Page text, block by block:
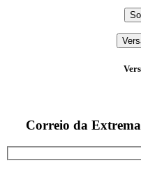
Correio da